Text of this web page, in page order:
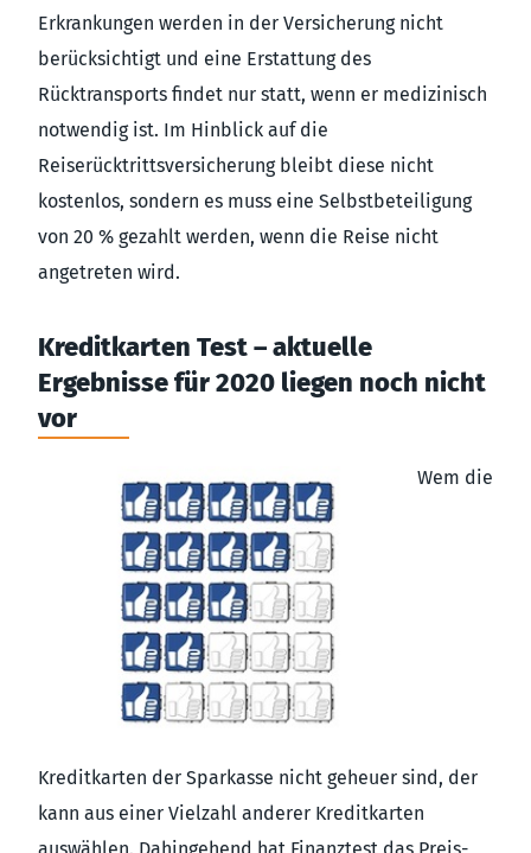
Erkrankungen werden in der Versicherung nicht
berücksichtigt und eine Erstattung des
Rücktransports findet nur statt, wenn er medizinisch
notwendig ist. Im Hinblick auf die
Reiserücktrittsversicherung bleibt diese nicht
kostenlos, sondern es muss eine Selbstbeteiligung
von 20 % gezahlt werden, wenn die Reise nicht
angetreten wird.
Kreditkarten Test – aktuelle
Ergebnisse für 2020 liegen noch nicht
vor
Wem die
Kreditkarten der Sparkasse nicht geheuer sind, der
kann aus einer Vielzahl anderer Kreditkarten